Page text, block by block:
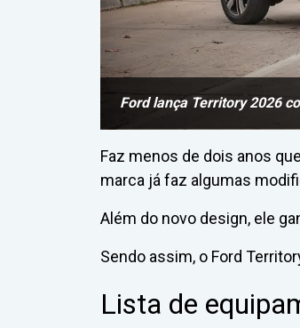
Ford lança Territory 2026
Faz menos de dois anos
marca já faz algumas
Além do novo design, ele
Sendo assim, o Ford
Lista de